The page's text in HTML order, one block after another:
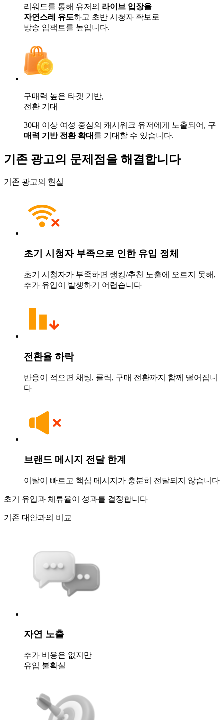
리워드를 통해 유저의 라이브 입장을
자연스레 유도하고 초반 시청자 확보로
방송 임팩트를 높입니다.
구매력 높은 타겟 기반,
전환 기대
30대 이상 여성 중심의 캐시워크 유저에게 노출되어, 구
매력 기반 전환 확대 를 기대할 수 있습니다.
기존 광고의 문제점을 해결합니다
기존 광고의 현실
초기 시청자 부족으로 인한 유입 정체
초기 시청자가 부족하면 랭킹/추천 노출에 오르지 못해,
추가 유입이 발생하기 어렵습니다
전환율 하락
반응이 적으면 채팅, 클릭, 구매 전환까지 함께 떨어집니
다
브랜드 메시지 전달 한계
이탈이 빠르고 핵심 메시지가 충분히 전달되지 않습니다
초기 유입과 체류율이 성과를 결정합니다
기존 대안과의 비교
자연 노출
추가 비용은 없지만
유입 불확실